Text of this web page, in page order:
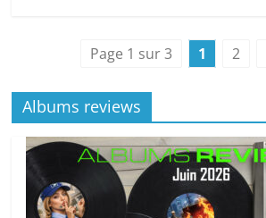
Page 1 sur 3 1 2
Albums reviews